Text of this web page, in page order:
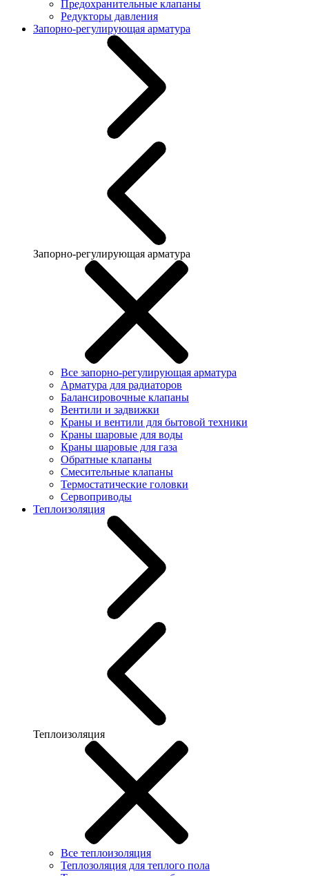
Предохранительные клапаны
Редукторы давления
Запорно-регулирующая арматура
Запорно-регулирующая арматура
Все запорно-регулирующая арматура
Арматура для радиаторов
Балансировочные клапаны
Вентили и задвижки
Краны и вентили для бытовой техники
Краны шаровые для воды
Краны шаровые для газа
Обратные клапаны
Смесительные клапаны
Термостатические головки
Сервоприводы
Теплоизоляция
Теплоизоляция
Все теплоизоляция
Теплозоляция для теплого пола